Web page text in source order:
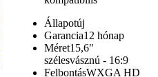
Állapotúj
Garancia12 hónap
Méret15,6"
szélesvásznú - 16:9
FelbontásWXGA HD